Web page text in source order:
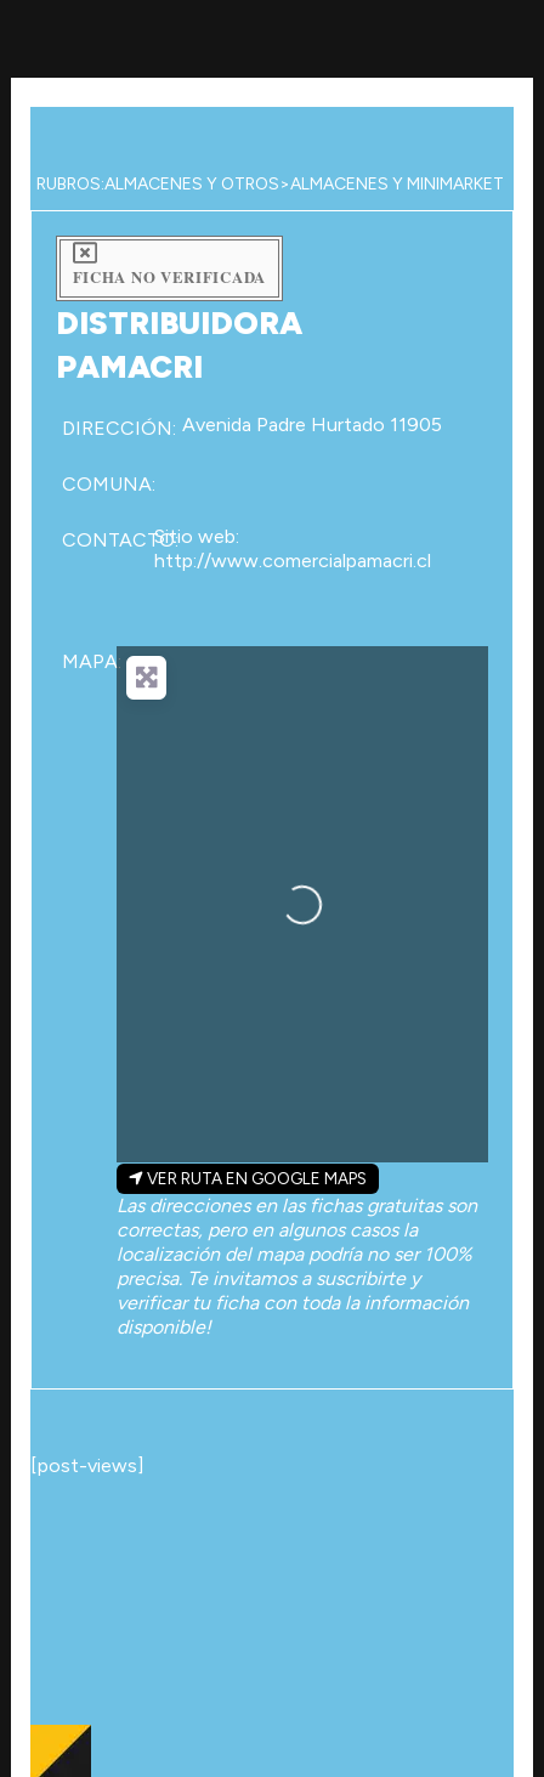
contenido
RUBROS:ALMACENES Y OTROS>ALMACENES Y MINIMARKET
FICHA NO VERIFICADA
DISTRIBUIDORA
PAMACRI
DIRECCIÓN: Avenida Padre Hurtado 11905
COMUNA:
CONTACTO:Sitio web:
http://www.comercialpamacri.cl
MAPA:
Cargando…
VER RUTA EN GOOGLE MAPS
Las direcciones en las fichas gratuitas son
correctas, pero en algunos casos la
localización del mapa podría no ser 100%
precisa. Te invitamos a suscribirte y
verificar tu ficha con toda la información
disponible!
[post-views]